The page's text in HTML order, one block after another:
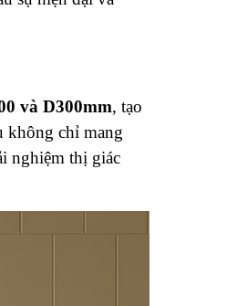
và D300mm, tạo
không chỉ mang
nghiệm thị giác